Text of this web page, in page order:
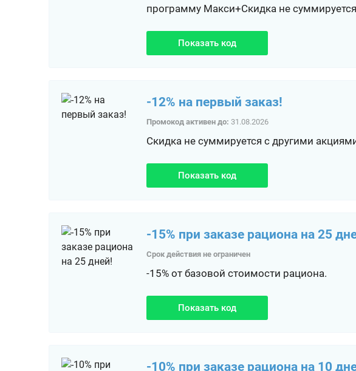
программу Макси+Скидка не
Показать код
-12% на первый заказ!
Промокод активен до: 31.08.2026
Скидка не суммируется с другими
Показать код
-15% при заказе рациона на 25
Срок действия не ограничен
-15% от базовой стоимости рациона.
Показать код
-10% при заказе рациона на 10